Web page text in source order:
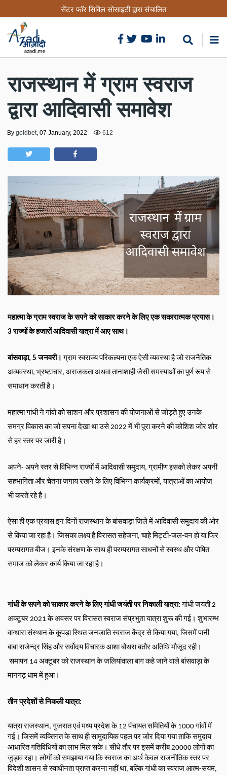
to
content
सेंटर फॉर सिविल सोसाइटी द्वारा संचालित
राजस्थान में ग्राम स्वराज
द्वारा आदिवासी समावेश
By goldbet, 07 January, 2022 612
महात्मा के ग्राम स्वराज के सपने को साकार करने के लिए एक सकारात्मक प्रयास।
3 राज्यों के हजारों आदिवासी यात्रा में आए साथ।
बांसवाड़ा, 5 जनवरी।
ग्राम स्वराज्य परिकल्पना एक ऐसी व्यवस्था है जो राजनैतिक
अव्यवस्था, भ्रष्टाचार, अराजकता अथवा तानाशाही जैसी समस्याओं का पूर्ण रूप से
समाधान करती है।
महात्मा गांधी ने गांवों को साशन और प्रशासन की योजनाओं से जोड़ते हुए उनके
समग्र विकास का जो सपना देखा था उसे 2022 में भी पूरा करने की कोशिश जोर शोर
से हर स्तर पर जारी है।
अपने- अपने स्तर से विभिन्न राज्यों में आदिवासी समुदाय, ग्रामीण इसको लेकर अपनी
सहभागिता और चेतना जगाय रखने के लिए विभिन्न कार्यक्रमों, यात्राओं का आयोज
भी करते रहे है।
ऐसा ही एक प्रयास इन दिनों राजस्थान के बांसवाड़ा जिले में आदिवासी समुदाय की ओर
से किया जा रहा है। जिसका लक्ष्य है विरासत सहेजना, चाहे मिट्टी-जल-वन हो या फिर
परम्परागत बीज। इनके संरक्षण के साथ ही परम्परागत साधनों से स्वस्थ और पोषित
समाज को लेकर कार्य किया जा रहा है।
गांधी के सपने को साकार करने के लिए गांधी जयंती पर निकाली यात्रा: गांधी जयंती 2
अक्टूबर 2021 के अवसर पर विरासत स्वराज संप्रभुता यात्रा शुरू की गई। शुभारम्भ
वाग्धारा संस्थान के कूपड़ा स्थित जनजाति स्वराज केंद्र से किया गया, जिसमें पानी
बाबा राजेन्द्र सिंह और सर्वोदय विचारक आशा बोथरा बतौर अतिथि मौजूद रही।
समापन 14 अक्टूबर को राजस्थान के जलियांवाला बाग कहे जाने वाले बांसवाड़ा के
मानगढ़ धाम में हुआ।
तीन प्रदेशों से निकली यात्रा:
यात्रा राजस्थान, गुजरात एवं मध्य प्रदेश के 12 पंचायत समितियों के 1000 गांवों में
गई। जिसमें व्यक्तिगत के साथ ही सामुदायिक पहल पर जोर दिया गया ताकि समुदाय
आधारित गतिविधियों का लाभ मिल सके। सीधे तौर पर इसमें करीब 20000 लोगों का
जुड़ाव रहा। लोगों को समझाया गया कि स्वराज का अर्थ केवल राजनीतिक स्तर पर
विदेशी शासन से स्वाधीनता प्राप्त करना नहीं था, बल्कि गांधी का स्वराज आत्म-सयंम,